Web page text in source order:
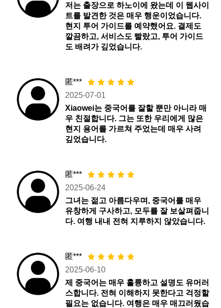
저는 출장으로 하노이에 왔는데 이 웹사이
트를 발견한 것은 매우 행운이었습니다.
현지 투어 가이드를 예약했어요. 결제도
깔끔하고, 서비스도 빨랐고, 투어 가이드
도 배려가 깊었습니다.
匿***
2025-07-01
Xiaowei는 중국어를 잘할 뿐만 아니라 매
우 친절합니다. 그는 또한 우리에게 많은
현지 용어를 가르쳐 주었는데 매우 사려
깊었습니다.
匿***
2025-06-24
그녀는 젊고 아름다우며, 중국어를 매우
유창하게 구사하고, 모두를 잘 보살펴줍니
다. 여행 내내 전혀 지루하지 않았습니다.
匿***
2025-06-10
제 중국어는 매우 훌륭하고 설명도 유머러
스합니다. 전혀 이해하지 못한다고 걱정할
필요는 없습니다. 여행은 매우 매끄러웠습